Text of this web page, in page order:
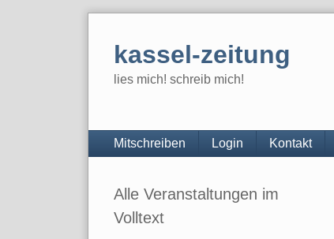
kassel-zeitung
lies mich! schreib mich!
Navigation
Mitschreiben Login Kontakt
Seitenleiste
Alle Veranstaltungen im
Volltext